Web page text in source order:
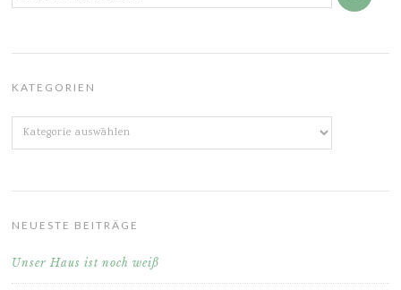
KATEGORIEN
Kategorien
NEUESTE BEITRÄGE
Unser Haus ist noch weiß